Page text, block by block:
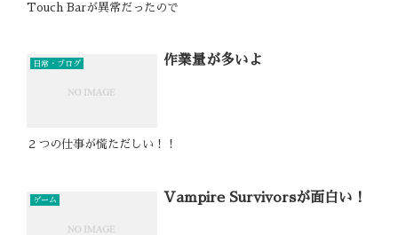
Touch Barが異常だったので
日常・ブログ 作業量が多いよ
２つの仕事が慌ただしい！！
ゲーム Vampire Survivorsが面白い！